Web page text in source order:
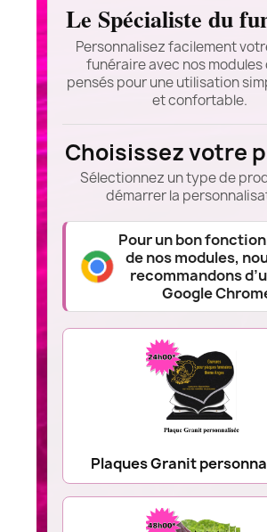
Le Spécialiste du
Personnalisez facilement
funéraire avec nos modules
pensés pour une utilisation
et confortable.
Choisissez votre
Sélectionnez un type de
démarrer la
Pour un bon
de nos modules,
recommandons
Google
Plaques Granit